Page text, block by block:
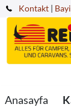
Kontakt |
Anasayfa